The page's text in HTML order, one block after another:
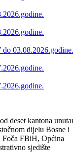
03.08.2026.godine.